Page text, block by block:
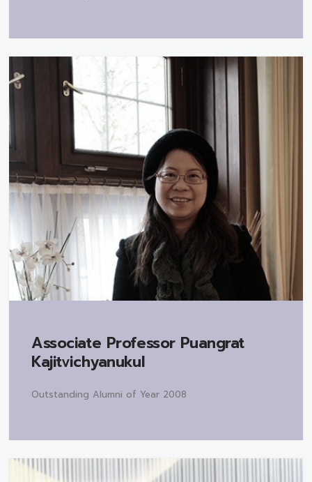
Associate Professor Puangrat
Kajitvichyanukul
Outstanding Alumni of Year 2008